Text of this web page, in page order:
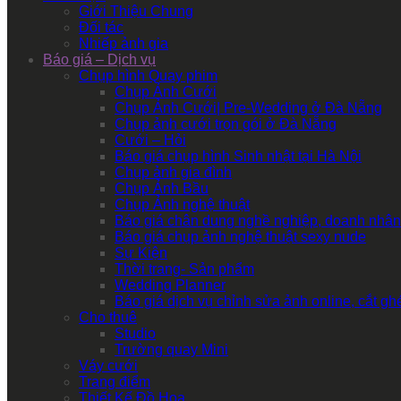
Giới Thiệu Chung
Đối tác
Nhiếp ảnh gia
Báo giá – Dịch vụ
Chụp hình Quay phim
Chụp Ảnh Cưới
Chụp Ảnh Cưới| Pre-Wedding ở Đà Nẵng
Chụp ảnh cưới trọn gói ở Đà Nẵng
Cưới – Hỏi
Báo giá chụp hình Sinh nhật tại Hà Nội
Chụp ảnh gia đình
Chụp Ảnh Bầu
Chụp Ảnh nghệ thuật
Báo giá chân dung nghề nghiệp, doanh nhân
Báo giá chụp ảnh nghệ thuật sexy nude
Sự Kiện
Thời trang- Sản phẩm
Wedding Planner
Báo giá dịch vụ chỉnh sửa ảnh online, cắt
Cho thuê
Studio
Trường quay Mini
Váy cưới
Trang điểm
Thiết Kế Đồ Họa